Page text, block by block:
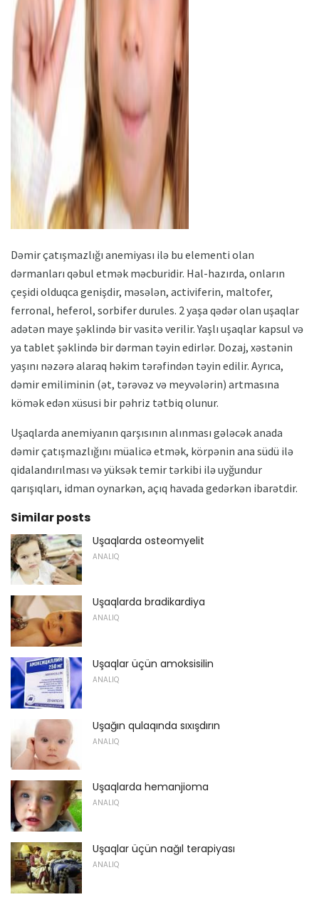
ad
Dəmir çatışmazlığı anemiyası ilə bu elementi olan
dərmanları qəbul etmək məcburidir. Hal-hazırda, onların
çeşidi olduqca genişdir, məsələn, activiferin, maltofer,
ferronal, heferol, sorbifer durules. 2 yaşa qədər olan uşaqlar
adətən maye şəklində bir vasitə verilir. Yaşlı uşaqlar kapsul və
ya tablet şəklində bir dərman təyin edirlər. Dozaj, xəstənin
yaşını nəzərə alaraq həkim tərəfindən təyin edilir. Ayrıca,
dəmir emiliminin (ət, tərəvəz və meyvələrin) artmasına
kömək edən xüsusi bir pəhriz tətbiq olunur.
Uşaqlarda anemiyanın qarşısının alınması gələcək anada
dəmir çatışmazlığını müalicə etmək, körpənin ana südü ilə
qidalandırılması və yüksək temir tərkibi ilə uyğundur
qarışıqları, idman oynarkən, açıq havada gedərkən ibarətdir.
Similar posts
Uşaqlarda osteomyelit
ANALIQ
Uşaqlarda bradikardiya
ANALIQ
Uşaqlar üçün amoksisilin
ANALIQ
Uşağın qulaqında sıxışdırın
ANALIQ
Uşaqlarda hemanjioma
ANALIQ
Uşaqlar üçün nağıl terapiyası
ANALIQ